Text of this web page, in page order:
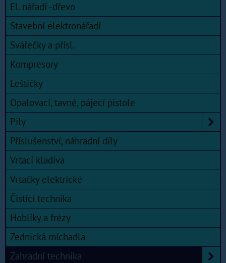
El. nářadí -dřevo
Stavební elektronářadí
Svářečky a přísl.
Kompresory
Leštičky
Opalovací, tavné, pájecí pistole
Pily
Příslušenství, náhradní díly
Vrtací kladiva
Vrtačky elektrické
Čistící technika
Hoblíky a frézy
Zednická míchadla
Zahradní technika